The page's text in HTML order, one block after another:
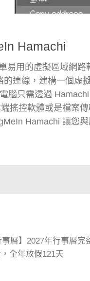
Hamachi
易用的虛擬區域網路
的連線，建構一個虛
腦只需透過
搖控軟體或是檔案
Hamachi 讓您
事曆】2027年行事曆
全年放假121天